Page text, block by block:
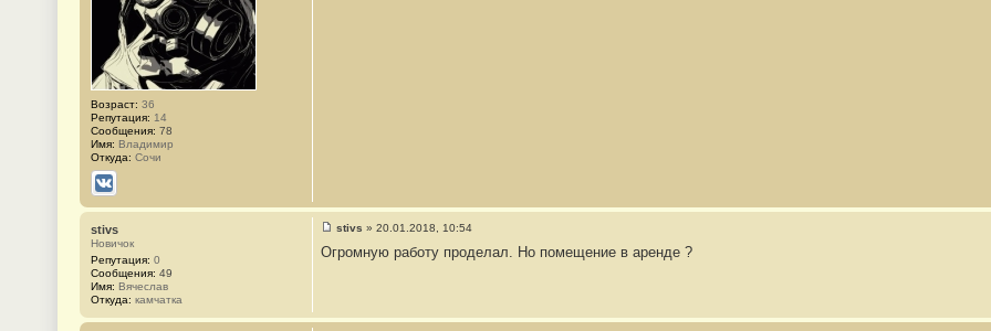
Возраст: 36
Репутация: 14
Сообщения: 78
Имя: Владимир
Откуда: Сочи
ВКонтакте
stivs
Новичок
Репутация: 0
Сообщения: 49
Имя: Вячеслав
Откуда: камчатка
о
о
н
stivs » 20.01.2018, 10:54
Огромную работу проделал. Но помещение в аренде ?